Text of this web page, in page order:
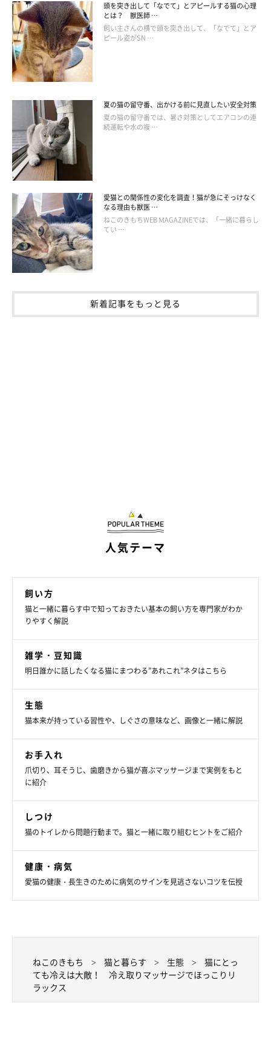
毛が生えていない部分は常にしっとりと濡れていて、その周りの
体温は低めです。
猫の耳は血管が細いため、冷えると血流が先端まで届きにくくな
り、血行不良による脱毛や肌色の変色を起こすことがあります。
また、鼻の冷えすぎは鼻詰まりの原因となるため注意が必要で
マッサージのポイント
耳の付け根を指で軽く挟んでクルクル回したあと、耳をつまんで
離す動きを根本から先端にかけて耳全体に行いましょう。鼻から
額の方向へゆっくりと人差し指をスライドさせるマッサージもお
すすめです。
冷え性の人が足先に冷えを感じやすいのと同じように、猫の体で
も真っ先に冷えるのが足先です。フローリングを歩く猫は、とく
に足裏が冷えやすいといわれています。
足が冷えると、関節に痛みが出やすくなるので要注意。シニア猫
やもともと関節が弱い猫種は、寒い季節に足を動かしにくくなる
場合があります。
マッサージのポイント
前足の先は円を描くように、後ろ足はかかとの少し上あたり〜太
ょう。
体の冷えは、猫にとっても健康の大敵です。マッサージをするこ
とで血行が促進され、体全体を温めることが期待できますよ。愛
猫の体を愛情たっぷりにマッサージして、心と体をあたためてあ
頭を突き出して「なでて」とアピールする猫の心理
とは？ 獣医師 …
飼い主さんの横で頭を突き出して、「なでて」とア
ピール姿がSN …
夏の猫の留守番、出かける前に見直したい安全対策
夏の猫の留守番では、暑さ対策としてエアコンの連
続運転や水の複 …
愛猫との関係性の変化を調査！猫が急にそっけなく
なる理由も獣医 …
ねこのきもちWEB MAGAZINEでは、「一緒に暮らし
てい …
新着記事をもっと見る
人気テーマ
飼い方
猫と一緒に暮らす中で知っておきたい基本の飼い方を専門家がわか
りやすく解説
雑学・豆知識
明日誰かに話したくなる猫にまつわる”あれこれ”ネタはこちら
生態
猫本来が持っている習性や、しぐさの意味など、画像と一緒に解説
お手入れ
爪切り、耳そうじ、歯磨きから猫が喜ぶマッサージまで実例をもと
に紹介
しつけ
猫のトイレから問題行動まで。猫と一緒に取り組むヒントをご紹介
健康・病気
愛猫の健康・長生きのために病気のサインを見逃さないコツを伝授
ねこのきもち 猫と暮らす 生態
猫にとっ
ても冷えは大敵！ 冷え取りマッサージでほっこりリ
ラックス